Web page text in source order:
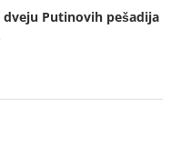
dveju Putinovih pešadija